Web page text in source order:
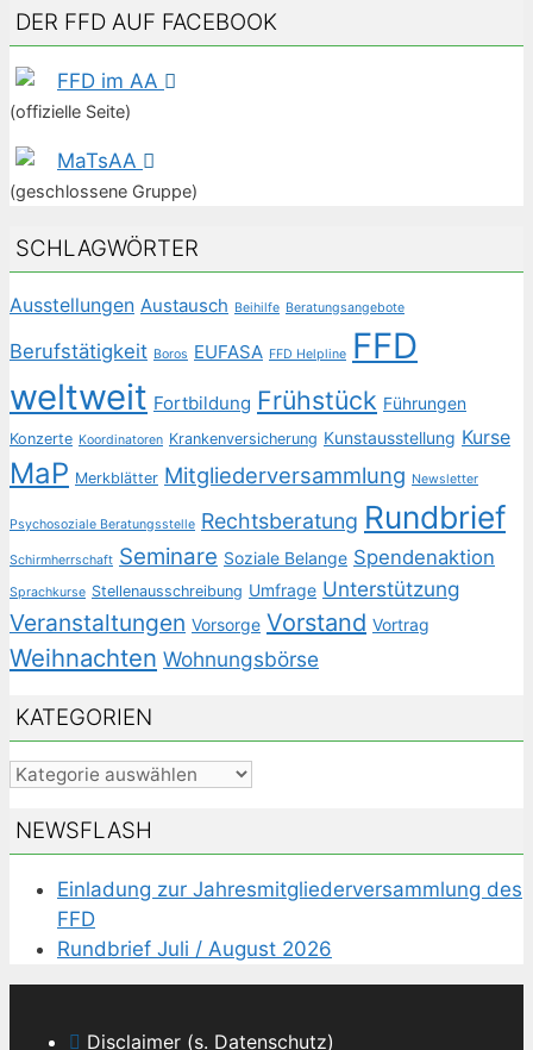
DER FFD AUF FACEBOOK
FFD im AA
(offizielle Seite)
MaTsAA
(geschlossene Gruppe)
SCHLAGWÖRTER
Ausstellungen Austausch Beihilfe Beratungsangebote
Berufstätigkeit Boros EUFASA FFD Helpline FFD
weltweit Fortbildung Frühstück Führungen
Konzerte Koordinatoren Krankenversicherung Kunstausstellung Kurse
MaP Merkblätter Mitgliederversammlung Newsletter
Psychosoziale Beratungsstelle Rechtsberatung Rundbrief
Schirmherrschaft Seminare Soziale Belange Spendenaktion
Sprachkurse Stellenausschreibung Umfrage Unterstützung
Veranstaltungen Vorsorge Vorstand Vortrag
Weihnachten Wohnungsbörse
KATEGORIEN
Kategorien
NEWSFLASH
Einladung zur Jahresmitgliederversammlung des
FFD
Rundbrief Juli / August 2026
Disclaimer (s. Datenschutz)